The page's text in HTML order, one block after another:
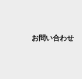
お問い合わせ